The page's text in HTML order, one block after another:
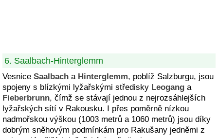
6. Saalbach-Hinterglemm
Vesnice Saalbach a Hinterglemm, poblíž Salzburgu, jsou
spojeny s blízkými lyžařskými středisky Leogang a
Fieberbrunn, čímž se stávají jednou z nejrozsáhlejších
lyžařských sítí v Rakousku. I přes poměrně nízkou
nadmořskou výškou (1003 metrů a 1060 metrů) jsou díky
dobrým sněhovým podmínkám pro Rakušany jedněmi z